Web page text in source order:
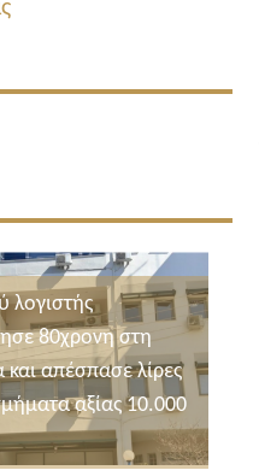
λογιστής
80χρονη στη
και απέσπασε λίρες
αξίας 10.000